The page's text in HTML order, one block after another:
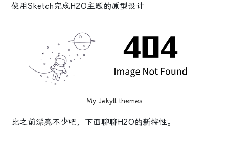
使用Sketch完成H2O主题的原型设计
My Jekyll themes
比之前漂亮不少吧，下面聊聊H2O的新特性。